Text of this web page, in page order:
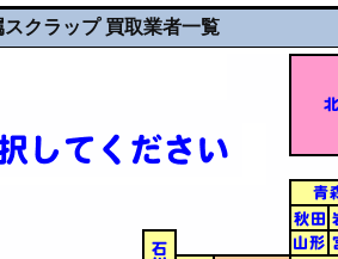
スクラップ 買取業者一覧